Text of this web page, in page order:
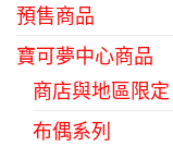
預售商品
寶可夢中心商品
商店與地區限定
布偶系列